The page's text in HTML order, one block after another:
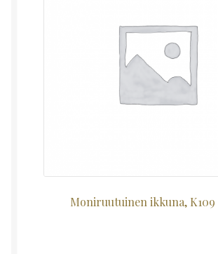
Moniruutuinen ikkuna, K109